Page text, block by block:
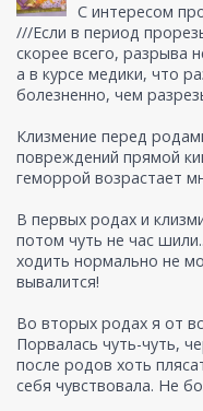
С интересом
///Если в период
скорее всего, разрыва
а в курсе медики, что
болезненно, чем
Клизмение перед
повреждений прямой
геморрой возрастает
В первых родах и
потом чуть не час
ходить нормально не
вывалится!
Во вторых родах я от
Порвалась чуть-чуть,
после родов хоть
себя чувствовала. Не